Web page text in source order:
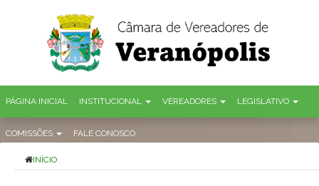
PÁGINA INICIAL INSTITUCIONAL VEREADORES LEGISLATIVO
COMISSÕES FALE CONOSCO
INÍCIO